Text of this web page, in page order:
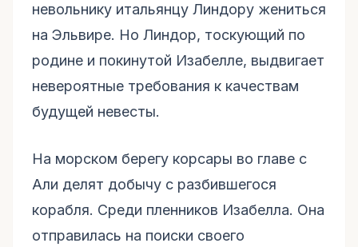
невольнику итальянцу Линдору жениться
на Эльвире. Но Линдор, тоскующий по
родине и покинутой Изабелле, выдвигает
невероятные требования к качествам
будущей невесты.
На морском берегу корсары во главе с
Али делят добычу с разбившегося
корабля. Среди пленников Изабелла. Она
отправилась на поиски своего